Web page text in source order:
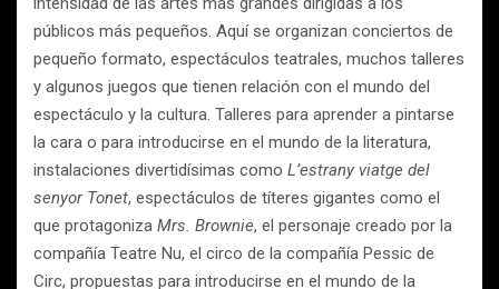
públicos más pequeños. Aquí se organizan conciertos de
pequeño formato, espectáculos teatrales, muchos talleres
y algunos juegos que tienen relación con el mundo del
espectáculo y la cultura. Talleres para aprender a pintarse
la cara o para introducirse en el mundo de la literatura,
instalaciones divertidísimas como L’estrany viatge del
senyor Tonet, espectáculos de títeres gigantes como el
que protagoniza Mrs. Brownie, el personaje creado por la
compañía Teatre Nu, el circo de la compañía Pessic de
Circ, propuestas para introducirse en el mundo de la